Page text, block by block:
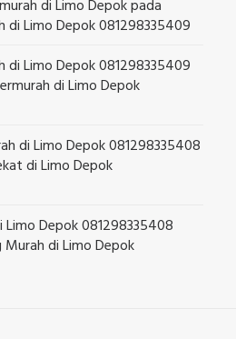
di Limo Depokpada
di Limo Depok 081298335409
di Limo Depok 081298335409
di Limo Depok
di Limo Depok 081298335408
di Limo Depok
Depok 081298335408
Murah di Limo Depok